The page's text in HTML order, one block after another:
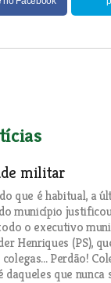
militar
que é habitual, a
município
o executivo
Henriques (PS),
Perdão!
daqueles que